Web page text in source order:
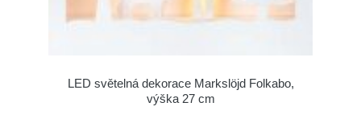
LED světelná dekorace Markslöjd Folkabo,
výška 27 cm